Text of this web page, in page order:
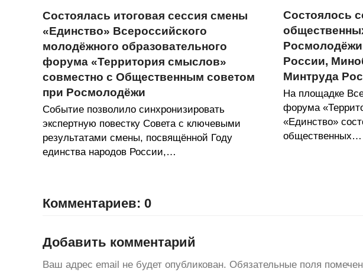
Состоялась итоговая сессия смены
«Единство» Всероссийского
молодёжного образовательного
форума «Территория смыслов»
совместно с Общественным советом
при Росмолодёжи
Событие позволило синхронизировать
экспертную повестку Совета с ключевыми
результатами смены, посвящённой Году
единства народов России,…
Состоялось
России,
Минтруда
На площадке
форума
«Единство»
общественных…
Комментариев: 0
Добавить комментарий
Ваш адрес email не будет опубликован. Обязательные поля